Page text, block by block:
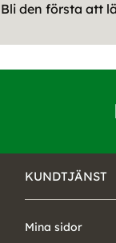
Bli den första att
KUNDTJÄNST
Mina sidor